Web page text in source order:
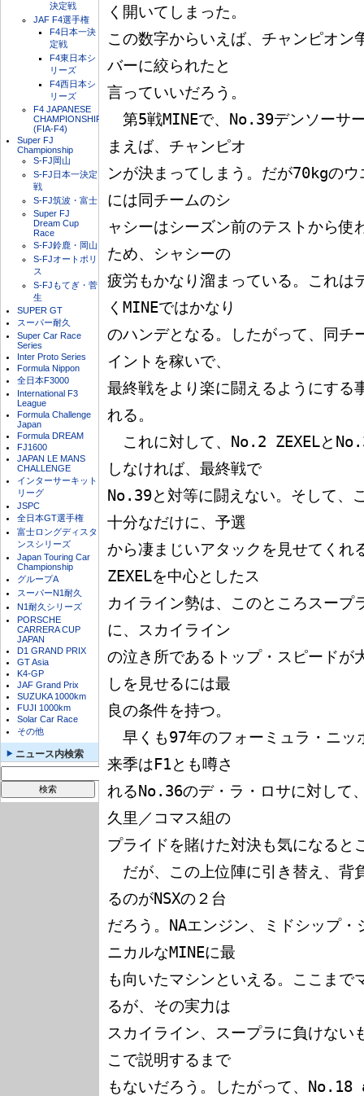
決定戦
JAF F4選手権
F4日本一決
定戦
F4東日本シ
リーズ
F4西日本シ
リーズ
F4 JAPANESE
CHAMPIONSHIP
(FIA-F4)
Super FJ
Championship
S-FJ岡山
S-FJ日本一決定
戦
S-FJ筑波・富士
Super FJ
Dream Cup
Race
S-FJ鈴鹿・岡山
S-FJオートポリ
ス
S-FJもてぎ・菅
生
SUPER GT
スーパー耐久
Super Car Race
Series
Inter Proto Series
Formula Nippon
全日本F3000
International F3
League
Formula Challenge
Japan
Formula DREAM
FJ1600
JAPAN LE MANS
CHALLENGE
インターサーキット
リーグ
JSPC
全日本GT選手権
富士ロングディスタ
ンスシリーズ
Japan Touring Car
Championship
グループA
スーパーN1耐久
N1耐久シリーズ
PORSCHE
CARRERA CUP
JAPAN
D1 GRAND PRIX
GT Asia
K4-GP
JAF Grand Prix
SUZUKA 1000km
FUJI 1000km
Solar Car Race
その他
ニュース内検索
く開いてしまった。
この数字からいえば、チャンピオン
バーに絞られたと
言っていいだろう。
第5戦MINEで、No.39デンソーサ
まえば、チャンピオ
ンが決まってしまう。だが70kgの
には同チームのシ
ャシーはシーズン前のテストから使
ため、シャシーの
疲労もかなり溜まっている。これは
くMINEではかなり
のハンデとなる。したがって、同チ
イントを稼いで、
最終戦をより楽に闘えるようにする
れる。
これに対して、No.2 ZEXELと
しなければ、最終戦で
No.39と対等に闘えない。そして、
十分なだけに、予選
から凄まじいアタックを見せてくれ
ZEXELを中心としたス
カイライン勢は、このところスープ
に、スカイライン
の泣き所であるトップ・スピードが
しを見せるには最
良の条件を持つ。
早くも97年のフォーミュラ・ニッ
来季はF1とも噂さ
れるNo.36のデ・ラ・ロサに対して
久里／コマス組の
プライドを賭けた対決も気になると
だが、この上位陣に引き替え、背
るのがNSXの２台
だろう。NAエンジン、ミドシップ・
ニカルなMINEに最
も向いたマシンといえる。ここまで
るが、その実力は
スカイライン、スープラに負けない
こで説明するまで
もないだろう。したがって、No.18